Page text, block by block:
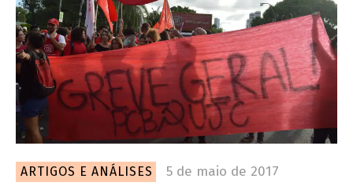
ARTIGOS E ANÁLISES
5 de maio de 2017